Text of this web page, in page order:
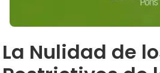
La Nulidad de